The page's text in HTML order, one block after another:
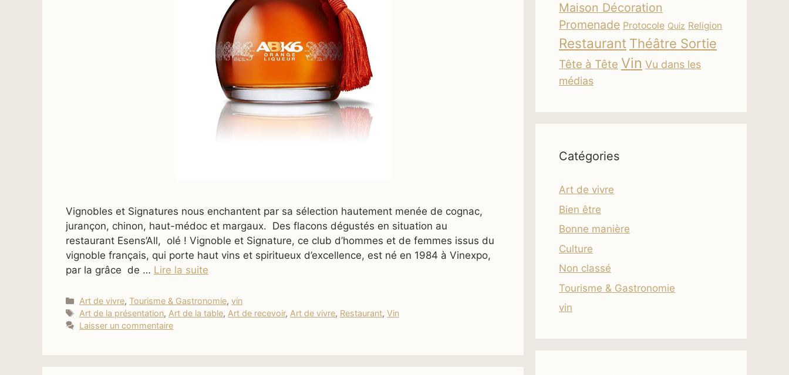
Vignobles et Signatures nous enchantent par sa sélection hautement menée de cognac,
jurançon, chinon, haut-médoc et margaux. Des flacons dégustés en situation au
restaurant Esens’All, olé ! Vignoble et Signature, ce club d’hommes et de femmes issus du
vignoble français, qui porte haut vins et spiritueux d’excellence, est né en 1984 à Vinexpo,
par la grâce de … Lire la suite
Catégories
Art de vivre,Tourisme & Gastronomie,vin
Étiquettes
Art de la présentation, Art de la table, Art de recevoir, Art de vivre, Restaurant,Vin
Laisser un commentaire
Maison Décoration
Promenade Protocole Quiz Religion
Restaurant Théâtre Sortie
Tête à Tête Vin Vu dans les
médias
Catégories
Art de vivre
Bien être
Bonne manière
Culture
Non classé
Tourisme & Gastronomie
vin